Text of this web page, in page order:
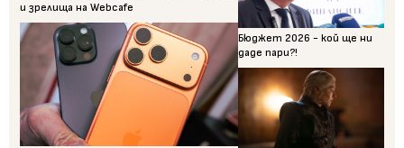
и зрелища на Webcafe
Бюджет 2026 - кой ще ни
даде пари?!